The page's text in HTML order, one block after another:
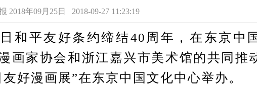
2018年09月25日 2018-09-27 11:23:19
平友好条约缔结40周年，在东京中
画家协会和浙江嘉兴市美术馆的共同推
友好漫画展”在东京中国文化中心举办。